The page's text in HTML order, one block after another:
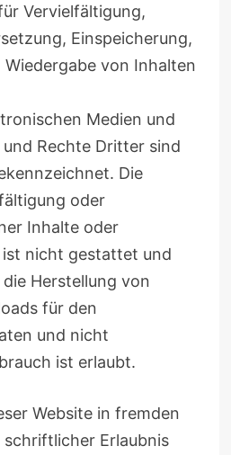
Vervielfältigung,
Einspeicherung,
von Inhalten
Medien und
Rechte Dritter sind
Die
oder
Inhalte oder
nicht gestattet und
Herstellung von
für den
und nicht
ist erlaubt.
Website in fremden
Erlaubnis